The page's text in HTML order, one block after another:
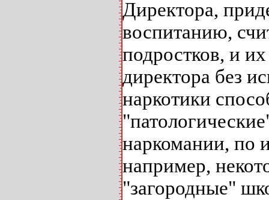
Директора,
воспитанию,
подростков, и
директора без
наркотики
наркомании, по
например,
"загородные"